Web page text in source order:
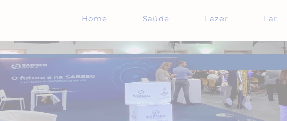
Home Saúde Lazer Lar